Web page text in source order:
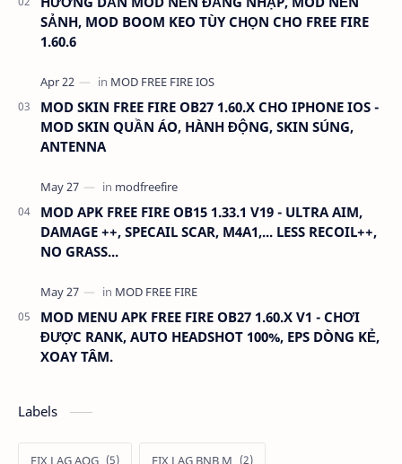
SẢNH, MOD BOOM KEO TÙY CHỌN CHO FREE FIRE
1.60.6
MOD SKIN FREE FIRE OB27 1.60.X CHO IPHONE IOS -
MOD SKIN QUẦN ÁO, HÀNH ĐỘNG, SKIN SÚNG,
ANTENNA
MOD APK FREE FIRE OB15 1.33.1 V19 - ULTRA AIM,
DAMAGE ++, SPECAIL SCAR, M4A1,... LESS RECOIL++,
NO GRASS...
MOD MENU APK FREE FIRE OB27 1.60.X V1 - CHƠI
ĐƯỢC RANK, AUTO HEADSHOT 100%, EPS DÒNG KẺ,
XOAY TÂM.
Labels
FIX LAG AOG FIX LAG BNB M